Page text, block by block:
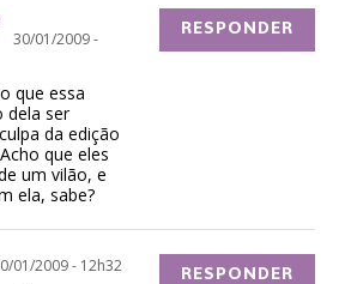
30/01/2009 -
que essa
dela ser
da edição
que eles
um vilão, e
ela, sabe?
RESPONDER
01/2009 - 12h32 RESPONDER